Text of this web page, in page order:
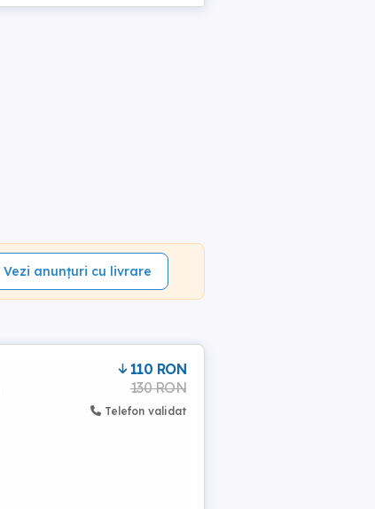
Vezi anunțuri cu livrare
110 RON
130 RON
Telefon validat